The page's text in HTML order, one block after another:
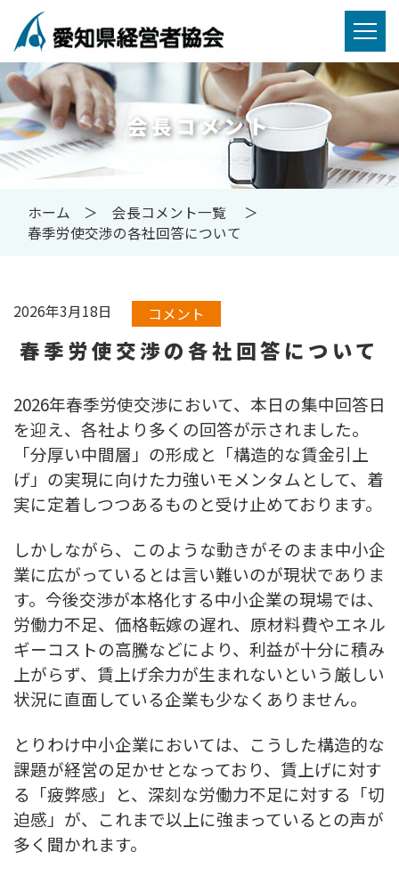
会長コメント
ホーム
会長コメント一覧
春季労使交渉の各社回答について
2026年3月18日 コメント
春季労使交渉の各社回答について
2026年春季労使交渉において、本日の集中回答日
を迎え、各社より多くの回答が示されました。
「分厚い中間層」の形成と「構造的な賃金引上
げ」の実現に向けた力強いモメンタムとして、着
実に定着しつつあるものと受け止めております。
しかしながら、このような動きがそのまま中小企
業に広がっているとは言い難いのが現状でありま
す。今後交渉が本格化する中小企業の現場では、
労働力不足、価格転嫁の遅れ、原材料費やエネル
ギーコストの高騰などにより、利益が十分に積み
上がらず、賃上げ余力が生まれないという厳しい
状況に直面している企業も少なくありません。
とりわけ中小企業においては、こうした構造的な
課題が経営の足かせとなっており、賃上げに対す
る「疲弊感」と、深刻な労働力不足に対する「切
迫感」が、これまで以上に強まっているとの声が
多く聞かれます。